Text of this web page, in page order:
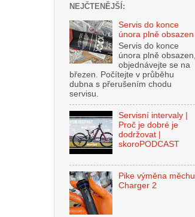
NEJČTENĚJŠÍ:
Servis do konce
února plně obsazen
Servis do konce
února plně obsazen,
objednávejte se na
březen. Počítejte v průběhu
dubna s přerušením chodu
servisu.
Servisní intervaly |
Proč je dobré je
dodržovat |
skoroPODCAST
Pike výměna měchu
Charger 2